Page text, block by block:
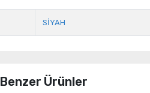
SİYAH
Benzer Ürünler